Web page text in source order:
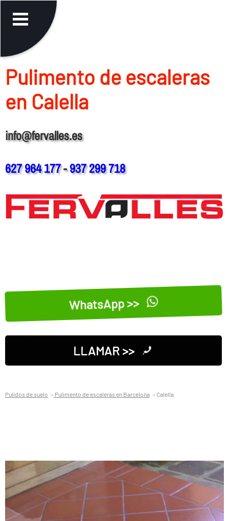
Pulimento de escaleras
en Calella
info@fervalles.es
627 964 177-937 299 718
WhatsApp >>
LLAMAR >>
Pulidos de suelo Pulimento de escaleras en Barcelona Calella